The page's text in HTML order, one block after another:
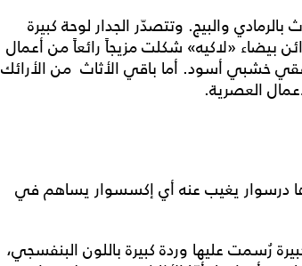
والبيج. وتتصدّر الجدار لوحة كبيرة
بيضاء «لاكيه» شكلت مزيجاً رائعاً من أعمال
خشبي أسود. أما باقي الأثاث من الأرائك
العصرية.
درسوار يغيب عنه أي إكسسوار يساهم في
رُسمت عليها وردة كبيرة باللون البنفسجي،